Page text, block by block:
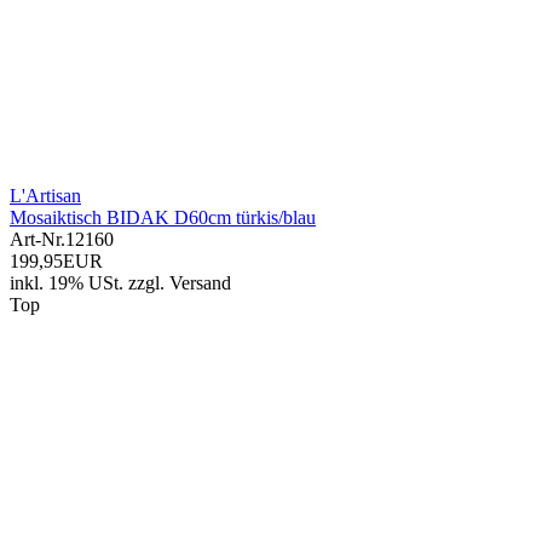
L'Artisan
Mosaiktisch BIDAK D60cm türkis/blau
Art-Nr.12160
199,95EUR
inkl. 19% USt. zzgl. Versand
Top